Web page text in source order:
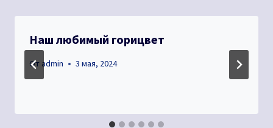
Наш любимый горицвет
От admin 3 мая, 2024